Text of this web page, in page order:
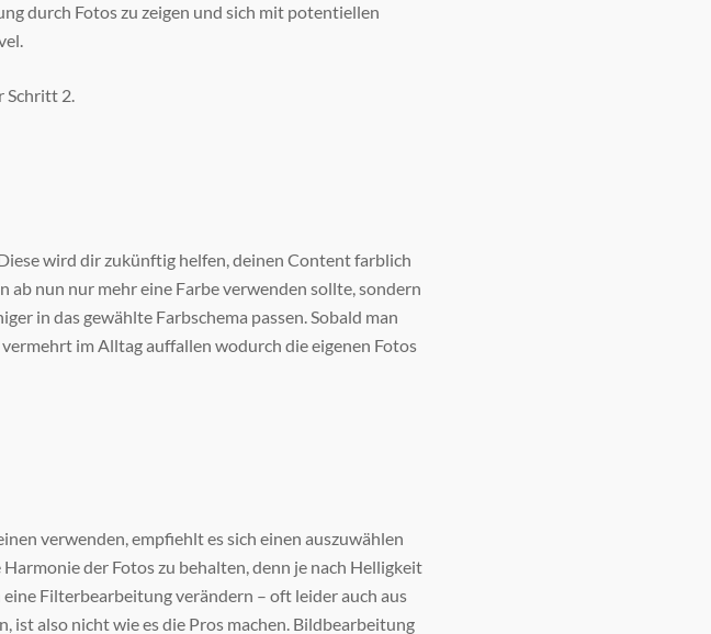
durch Fotos zu zeigen und sich mit potentiellen
Schritt 2.
wird dir zukünftig helfen, deinen Content farblich
ab nun nur mehr eine Farbe verwenden sollte, sondern
in das gewählte Farbschema passen. Sobald man
im Alltag auffallen wodurch die eigenen Fotos
verwenden, empfiehlt es sich einen auszuwählen
der Fotos zu behalten, denn je nach Helligkeit
Filterbearbeitung verändern – oft leider auch aus
ist also nicht wie es die Pros machen. Bildbearbeitung